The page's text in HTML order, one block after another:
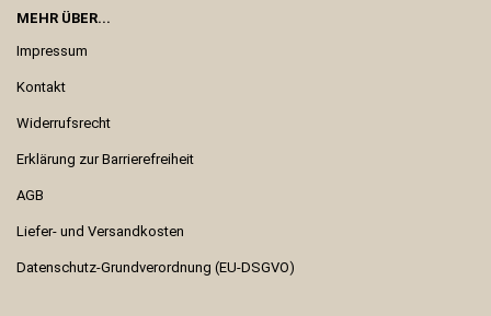
MEHR ÜBER...
Impressum
Kontakt
Widerrufsrecht
Erklärung zur Barrierefreiheit
AGB
Liefer- und Versandkosten
Datenschutz-Grundverordnung (EU-DSGVO)